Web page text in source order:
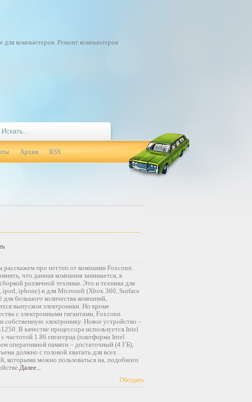
для компьютеров. Ремонт компьютеров
Архив RSS
расскажем про неттоп от компании Foxconn.
что данная компания занимается, в
различной техники. Это и техника для
ipod, iphone) и для Microsoft (Xbox 360, Surface
для большого количества компаний,
выпуском электроники. Но кроме
с электронными гигантами, Foxconn
собственную электронику. Новое устройство –
В качестве процессора используется Intel
частотой 1.86 гигагерца (платформа Intel
оперативной памяти – достаточный (4 ГБ),
должно с головой хватить для всех
которыми можно пользоваться на, подобного
Далее...
Обсудить